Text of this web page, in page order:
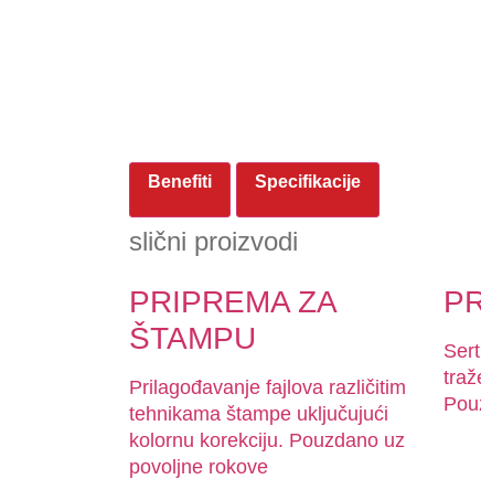
Benefiti Specifikacije
slični proizvodi
PRIPREMA ZA
ŠTAMPU
Prilagođavanje fajlova različitim
tehnikama štampe uključujući
kolornu korekciju. Pouzdano uz
povoljne rokove